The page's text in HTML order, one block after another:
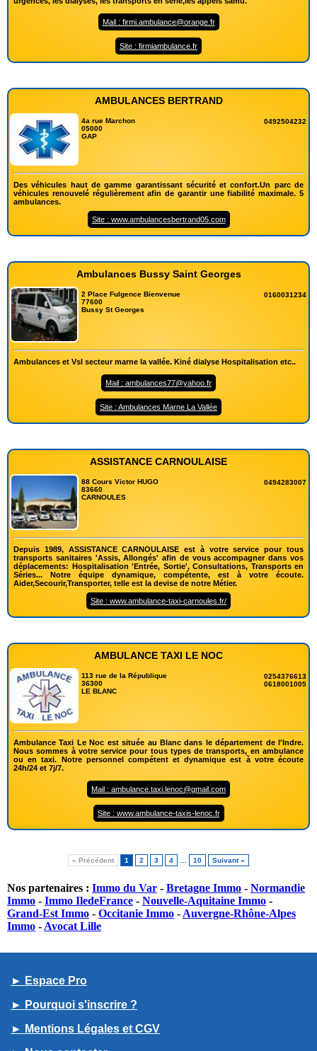
Mail : firmi.ambulance@orange.fr
Site : firmiambulance.fr
AMBULANCES BERTRAND
4a rue Marchon
05000
GAP
0492504232
Des véhicules haut de gamme garantissant sécurité et confort.Un parc de
véhicules renouvelé régulièrement afin de garantir une fiabilité maximale. 5
ambulances.
Site : www.ambulancesbertrand05.com
Ambulances Bussy Saint Georges
2 Place Fulgence Bienvenue
77600
Bussy St Georges
0160031234
Ambulances et Vsl secteur marne la vallée. Kiné dialyse Hospitalisation etc..
Mail : ambulances77@yahoo.fr
Site : Ambulances Marne La Vallée
ASSISTANCE CARNOULAISE
88 Cours Victor HUGO
83660
CARNOULES
0494283007
Depuis 1989, ASSISTANCE CARNOULAISE est à votre service pour tous
transports sanitaires 'Assis, Allongés' afin de vous accompagner dans vos
déplacements: Hospitalisation 'Entrée, Sortie', Consultations, Transports en
Séries... Notre équipe dynamique, compétente, est à votre écoute.
Aider,Secourir,Transporter, telle est la devise de notre Métier.
Site : www.ambulance-taxi-carnoules.fr/
AMBULANCE TAXI LE NOC
113 rue de la République
36300
LE BLANC
0254376613
0618001005
Ambulance Taxi Le Noc est située au Blanc dans le département de l'Indre.
Nous sommes à votre service pour tous types de transports, en ambulance
ou en taxi. Notre personnel compétent et dynamique est à votre écoute
24h/24 et 7j/7.
Mail : ambulance.taxi.lenoc@gmail.com
Site : www.ambulance-taxis-lenoc.fr
« Précédent 1 2 3 4 10 Suivant »
Nos partenaires : Immo du Var - Bretagne Immo - Normandie
Immo - Immo IledeFrance - Nouvelle-Aquitaine Immo -
Grand-Est Immo - Occitanie Immo - Auvergne-Rhône-Alpes
Immo - Avocat Lille
► Espace Pro
► Pourquoi s'inscrire ?
► Mentions Légales et CGV